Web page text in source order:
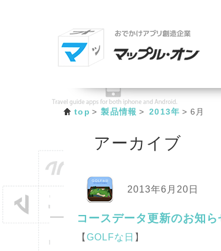
top 製品情報 2013年 6月
アーカイブ
2013年6月20日
コースデータ更新のお知ら
【 GOLFな日 】